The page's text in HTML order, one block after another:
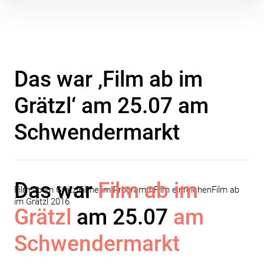
Das war ‚Film ab im
Grätzl‘ am 25.07 am
Schwendermarkt
Film ab im GrätzlFilme im ProgrammFilm einreichenFilm ab
im Grätzl 2016
Das warFilm ab im
Grätzl am 25.07 am
Schwendermarkt